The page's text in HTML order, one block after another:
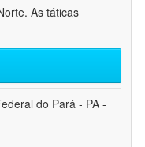
As táticas
do Pará - PA -